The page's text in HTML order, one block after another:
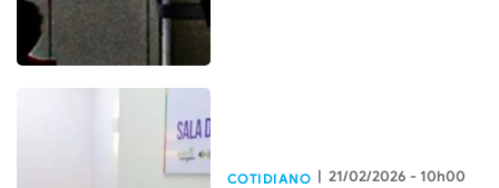
COTIDIANO | 21/02/2026 - 10h00